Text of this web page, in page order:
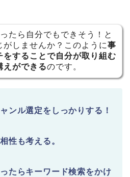
たら自分でもできそう！と
がしませんか？このように事
をすることで自分が取り組む
えができるのです。
ンル選定をしっかりする！
性も考える。
たらキーワード検索をかけ